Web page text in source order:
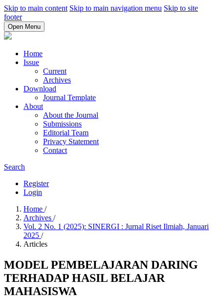
Skip to main content Skip to main navigation menu Skip to site
footer
Open Menu
Home
Issue
Current
Archives
Download
Journal Template
About
About the Journal
Submissions
Editorial Team
Privacy Statement
Contact
Search
Register
Login
Home /
Archives /
Vol. 2 No. 1 (2025): SINERGI : Jurnal Riset Ilmiah, Januari
2025 /
Articles
MODEL PEMBELAJARAN DARING
TERHADAP HASIL BELAJAR
MAHASISWA